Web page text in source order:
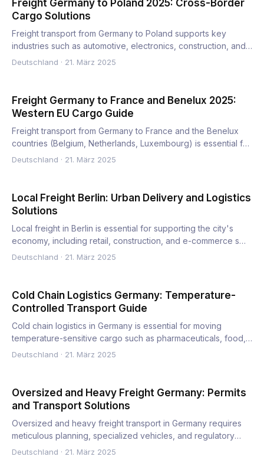
Freight Germany to Poland 2025: Cross-Border
Cargo Solutions
Freight transport from Germany to Poland supports key
industries such as automotive, electronics, construction, and
FMCG…
Deutschland · 21. März 2025
Freight Germany to France and Benelux 2025:
Western EU Cargo Guide
Freight transport from Germany to France and the Benelux
countries (Belgium, Netherlands, Luxembourg) is essential for
t…
Deutschland · 21. März 2025
Local Freight Berlin: Urban Delivery and Logistics
Solutions
Local freight in Berlin is essential for supporting the city's
economy, including retail, construction, and e-commerce s…
Deutschland · 21. März 2025
Cold Chain Logistics Germany: Temperature-
Controlled Transport Guide
Cold chain logistics in Germany is essential for moving
temperature-sensitive cargo such as pharmaceuticals, food,
and c…
Deutschland · 21. März 2025
Oversized and Heavy Freight Germany: Permits
and Transport Solutions
Oversized and heavy freight transport in Germany requires
meticulous planning, specialized vehicles, and regulatory
comp…
Deutschland · 21. März 2025